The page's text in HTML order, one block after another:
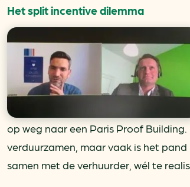
Het split incentive dilemma
op weg naar een Paris Proof
verduurzamen, maar vaak is het
samen met de verhuurder, wél te